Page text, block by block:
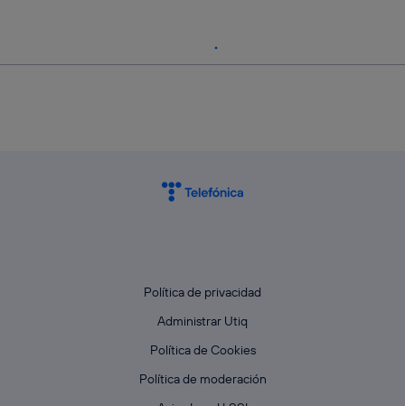
Política de privacidad
Administrar Utiq
Política de Cookies
Política de moderación